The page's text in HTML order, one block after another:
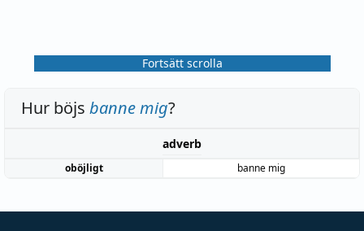
Fortsätt scrolla
Hur böjs banne mig?
adverb
oböjligt banne mig